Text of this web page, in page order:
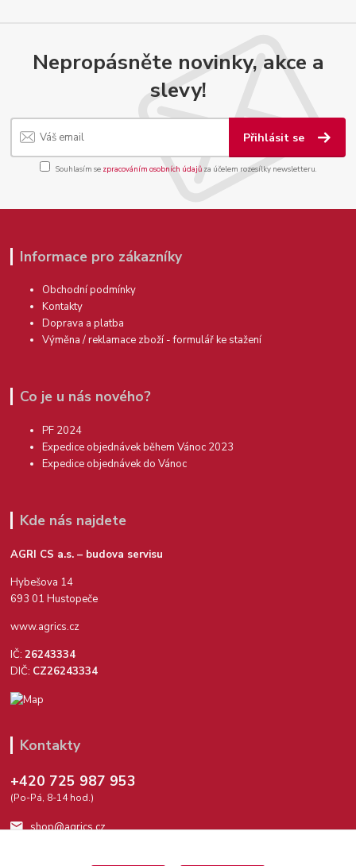
Nepropásněte novinky, akce a
slevy!
Přihlásit se
Souhlasím se zpracováním osobních údajůza účelem rozesílky newsletteru.
Informace pro zákazníky
Obchodní podmínky
Kontakty
Doprava a platba
Výměna / reklamace zboží - formulář ke stažení
Co je u nás nového?
PF 2024
Expedice objednávek během Vánoc 2023
Expedice objednávek do Vánoc
Kde nás najdete
AGRI CS a.s. – budova servisu
Hybešova 14
693 01 Hustopeče
www.agrics.cz
IČ:26243334
DIČ: CZ26243334
Kontakty
+420 725 987 953
(Po-Pá, 8-14 hod.)
shop@agrics.cz